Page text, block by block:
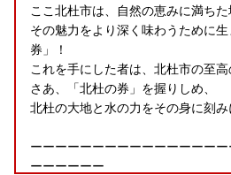
ここ北杜市は、自然の恵みに満ちた
その魅力をより深く味わうために
券」！
これを手にした者は、北杜市の至高
さあ、「北杜の券」を握りしめ、
北杜の大地と水の力をその身に刻み
ーーーーーーーーーーーーーーー
ーーーーーー